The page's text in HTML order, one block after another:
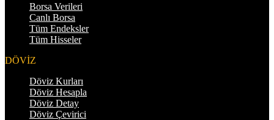
Borsa Verileri
Canlı Borsa
Tüm Endeksler
Tüm Hisseler
DÖVİZ
Döviz Kurları
Döviz Hesapla
Döviz Detay
Döviz Çevirici